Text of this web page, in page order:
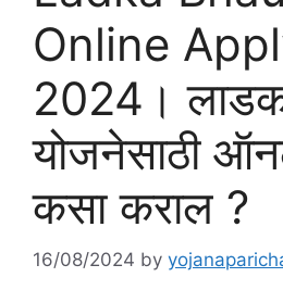
Online
2024।
योजनेसाठी
कसा कराल ?
16/08/2024 by